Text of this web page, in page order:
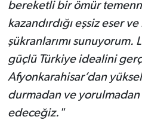
bereketli bir ömür
kazandırdığı eşsiz eser
şükranlarımı
güçlü Türkiye idealini
Afyonkarahisar’dan
durmadan ve yorulmadan
edeceğiz."